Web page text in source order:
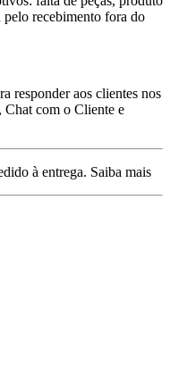
recebimento fora do
responder aos clientes nos
Chat com o Cliente e
à entrega. Saiba mais